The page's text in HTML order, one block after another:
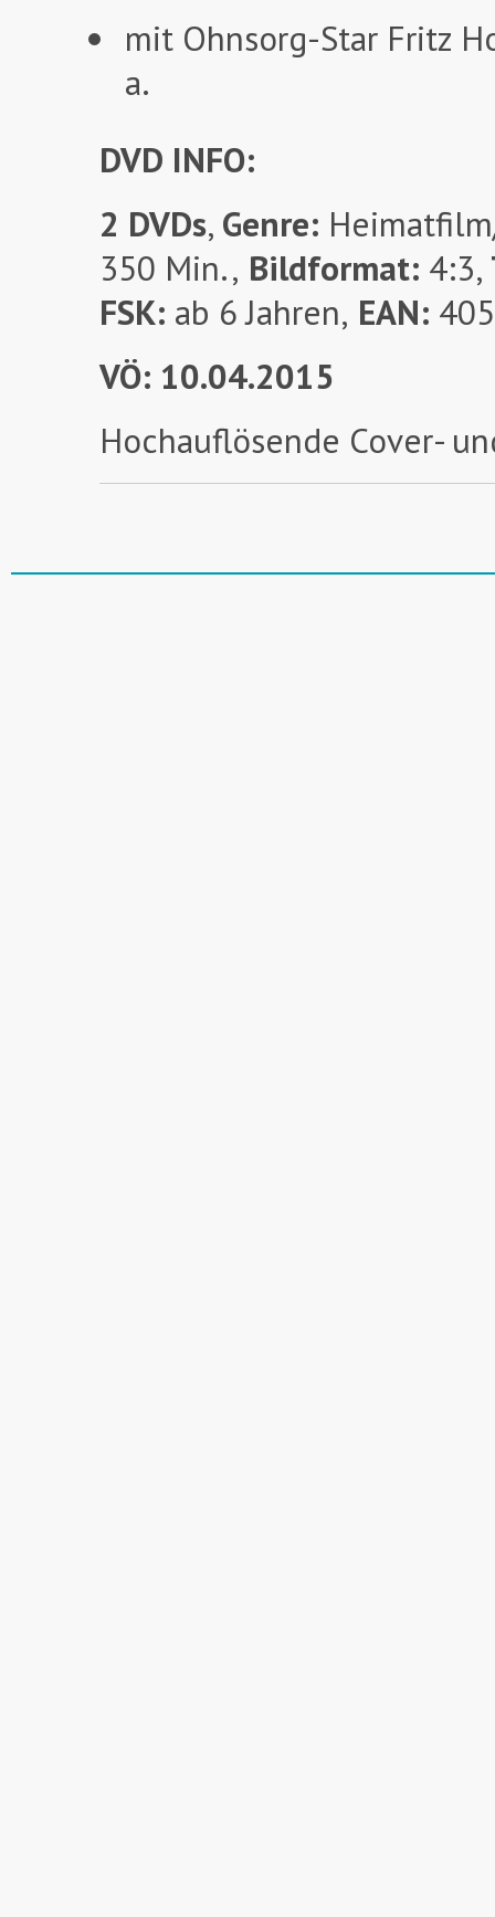
mit Ohnsorg-Star Fritz
a.
DVD INFO:
2 DVDs, Genre:
350 Min., Bildformat: 4:3,
FSK: ab 6 Jahren, EAN:
VÖ: 10.04.2015
Hochauflösende Cover-